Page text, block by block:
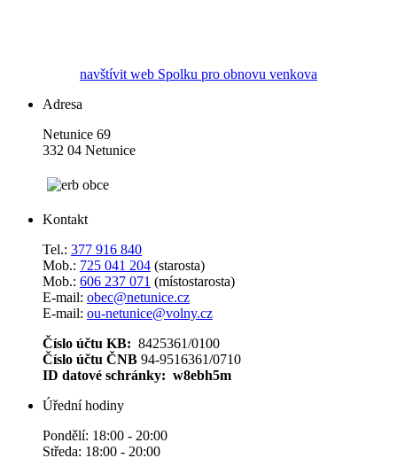
navštívit web Spolku pro obnovu venkova
Adresa
Netunice 69
332 04 Netunice
Kontakt
Tel.: 377 916 840
Mob.: 725 041 204 (starosta)
Mob.: 606 237 071 (místostarosta)
E-mail: obec@netunice.cz
E-mail: ou-netunice@volny.cz
Číslo účtu KB: 8425361/0100
Číslo účtu ČNB 94-9516361/0710
ID datové schránky: w8ebh5m
Úřední hodiny
Pondělí: 18:00 - 20:00
Středa: 18:00 - 20:00